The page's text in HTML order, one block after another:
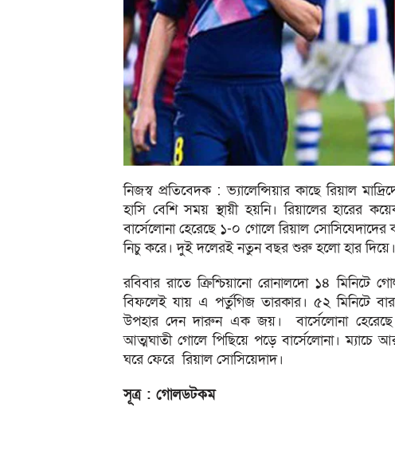
নিজস্ব প্রতিবেদক : ভ্যালেন্সিয়ার কাছে রিয়াল
হাসি বেশি সময় স্থায়ী হয়নি। রিয়ালের হারের
বার্সেলোনা হেরেছে ১-০ গোলে রিয়াল
নিচু করে। দুই দলেরই নতুন বছর শুরু হলো হার দিয়ে।
রবিবার রাতে ক্রিশ্চিয়ানো রোনালদো ১৪ মিনিটে
বিফলেই যায় এ পর্তুগিজ তারকার। ৫২ মিনিটে
উপহার দেন দারুন এক জয়। বার্সেলোনা হেরেছে
আত্মঘাতী গোলে পিছিয়ে পড়ে বার্সেলোনা। ম্যাচে
ঘরে ফেরে রিয়াল সোসিয়েদাদ।
সূত্র : গোলডটকম